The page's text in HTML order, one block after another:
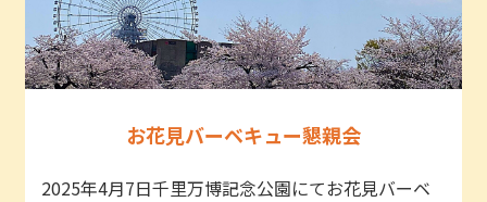
お花見バーベキュー懇親会
2025年4月7日千里万博記念公園にてお花見バーベ